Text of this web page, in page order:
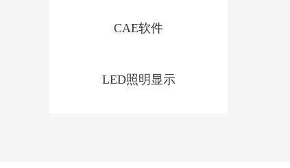
CAE软件
LED照明显示